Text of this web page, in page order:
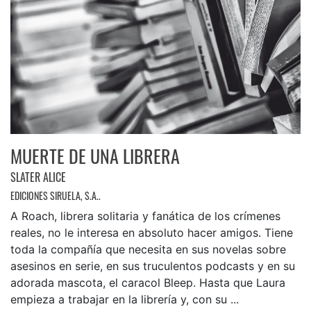
MUERTE DE UNA LIBRERA
SLATER ALICE
EDICIONES SIRUELA, S.A..
A Roach, librera solitaria y fanática de los crímenes
reales, no le interesa en absoluto hacer amigos. Tiene
toda la compañía que necesita en sus novelas sobre
asesinos en serie, en sus truculentos podcasts y en su
adorada mascota, el caracol Bleep. Hasta que Laura
empieza a trabajar en la librería y, con su ...